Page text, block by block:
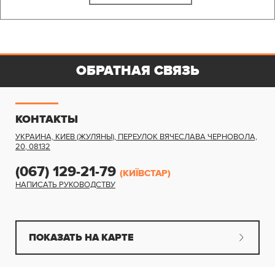
КОНТАКТЫ
УКРАИНА, КИЕВ (ЖУЛЯНЫ), ПЕРЕУЛОК ВЯЧЕСЛАВА ЧЕРНОВОЛА,
20,08132
(067) 129-21-79 (КИЇВСТАР)
НАПИСАТЬ РУКОВОДСТВУ
ПОКАЗАТЬ НА КАРТЕ
ОБРАТНАЯ СВЯЗЬ